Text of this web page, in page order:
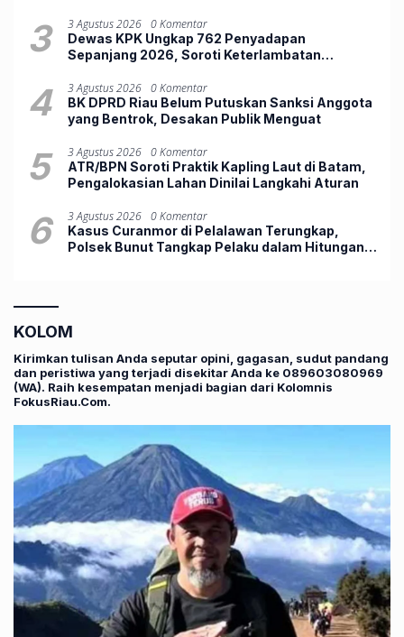
3 3 Agustus 2026 0 Komentar
Dewas KPK Ungkap 762 Penyadapan
Sepanjang 2026, Soroti Keterlambatan
4 3 Agustus 2026 0 Komentar
BK DPRD Riau Belum Putuskan Sanksi Anggota
yang Bentrok, Desakan Publik Menguat
5 3 Agustus 2026 0 Komentar
ATR/BPN Soroti Praktik Kapling Laut di Batam,
Pengalokasian Lahan Dinilai Langkahi Aturan
6 3 Agustus 2026 0 Komentar
Kasus Curanmor di Pelalawan Terungkap,
Polsek Bunut Tangkap Pelaku dalam Hitungan
KOLOM
Kirimkan tulisan Anda seputar opini, gagasan, sudut pandang
dan peristiwa yang terjadi disekitar Anda ke 089603080969
(WA). Raih kesempatan menjadi bagian dari Kolomnis
FokusRiau.Com.